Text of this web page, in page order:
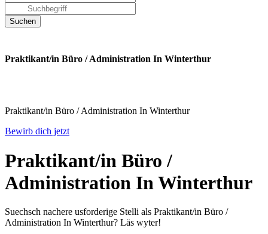
Praktikant/in Büro / Administration In Winterthur
Praktikant/in Büro / Administration In Winterthur
Bewirb dich jetzt
Praktikant/in Büro /
Administration In Winterthur
Suechsch nachere usforderige Stelli als Praktikant/in Büro /
Administration In Winterthur? Läs wyter!